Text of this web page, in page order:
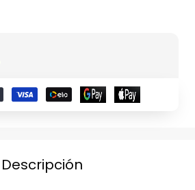
Descripción